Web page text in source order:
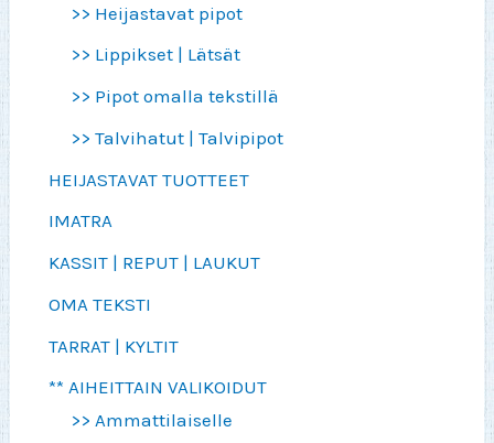
>> Heijastavat pipot
>> Lippikset | Lätsät
>> Pipot omalla tekstillä
>> Talvihatut | Talvipipot
HEIJASTAVAT TUOTTEET
IMATRA
KASSIT | REPUT | LAUKUT
OMA TEKSTI
TARRAT | KYLTIT
** AIHEITTAIN VALIKOIDUT
>> Ammattilaiselle